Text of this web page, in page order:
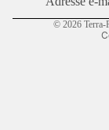
© 2026 Terra-
Mentions légales